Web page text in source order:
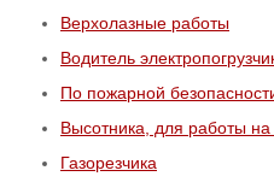
Верхолазные работы
Водитель
По пожарной
Высотника, для работы на
Газорезчика